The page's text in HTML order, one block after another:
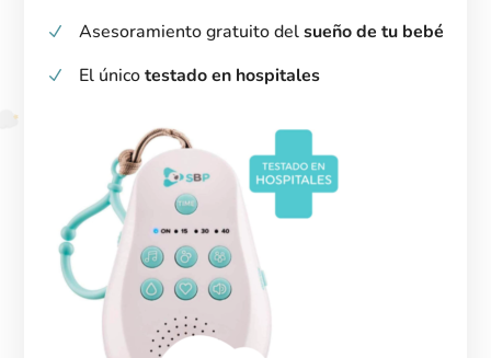
Asesoramiento gratuito delsueño de tu bebé
El únicotestado en hospitales